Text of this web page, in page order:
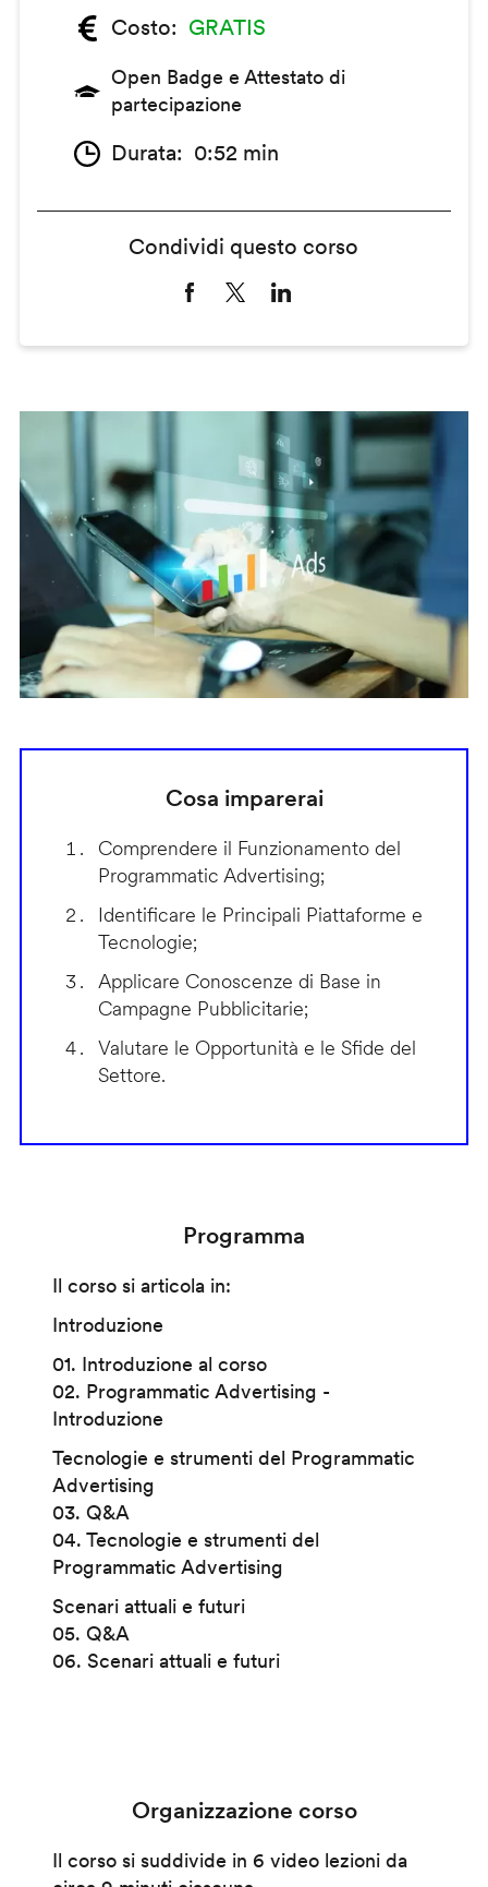
Costo
GRATIS
Open Badge e Attestato di
partecipazione
Durata 0:52 min
Condividi questo corso
Cosa imparerai
Comprendere il Funzionamento del
Programmatic Advertising;
Identificare le Principali Piattaforme e
Tecnologie;
Applicare Conoscenze di Base in
Campagne Pubblicitarie;
Valutare le Opportunità e le Sfide del
Settore.
Programma
Il corso si articola in:
Introduzione
01. Introduzione al corso
02. Programmatic Advertising -
Introduzione
Tecnologie e strumenti del Programmatic
Advertising
03. Q&A
04. Tecnologie e strumenti del
Programmatic Advertising
Scenari attuali e futuri
05. Q&A
06. Scenari attuali e futuri
Organizzazione corso
Il corso si suddivide in 6 video lezioni da